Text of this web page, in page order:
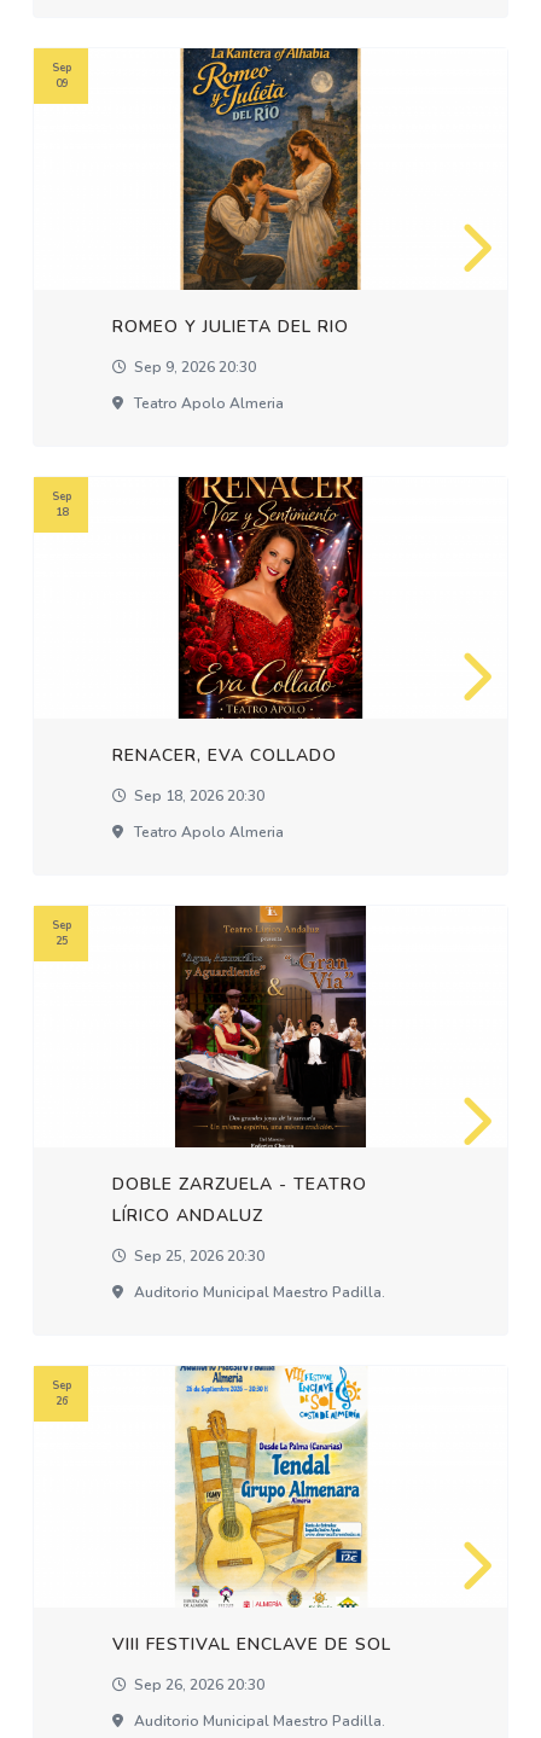
ROMEO Y JULIETA DEL RIO
Sep 9, 2026 20:30
Teatro Apolo Almeria
Sep
09
RENACER, EVA COLLADO
Sep 18, 2026 20:30
Teatro Apolo Almeria
Sep
18
DOBLE ZARZUELA - TEATRO
LÍRICO ANDALUZ
Sep 25, 2026 20:30
Auditorio Municipal Maestro Padilla.
Sep
25
VIII FESTIVAL ENCLAVE DE SOL
Sep 26, 2026 20:30
Auditorio Municipal Maestro Padilla.
Sep
26